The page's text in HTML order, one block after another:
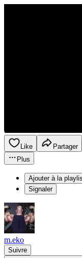
Like Partager
Plus
Ajouter à la
Signaler
m.eko
Suivre